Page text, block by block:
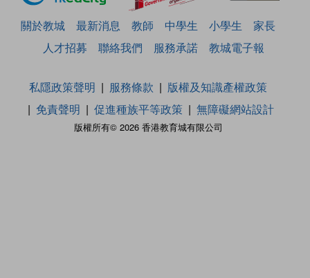
關於教城 最新消息 教師 中學生 小學生
家長
人才招募
聯絡我們 服務承諾 教城電子報
版權所有© 2026 香港教育城有限公司
私隱政策聲明 服務條款
版權及知識產權政策
免責聲明
促進種族平等政策 無障礙網站設計